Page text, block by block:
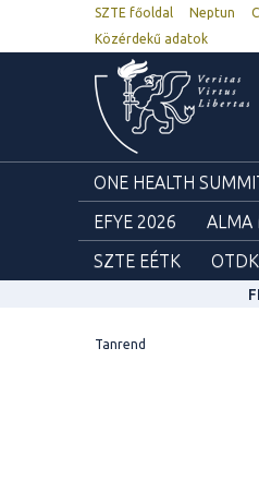
SZTE főoldal Neptun
Közérdekű adatok
ONE HEALTH
EFYE 2026
ALMA
SZTE EÉTK
Tanrend